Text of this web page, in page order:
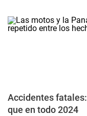
Accidentes
que en todo 2024